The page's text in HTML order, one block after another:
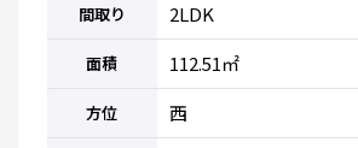
間取り 2LDK
面積 112.51㎡
方位 西